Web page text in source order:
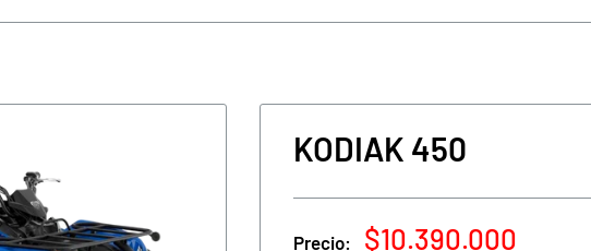
KODIAK 450
Precio:
Precio
$10.390.000